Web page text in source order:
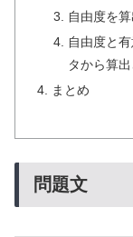
自由度を
自由度と
タから算
まとめ
問題文